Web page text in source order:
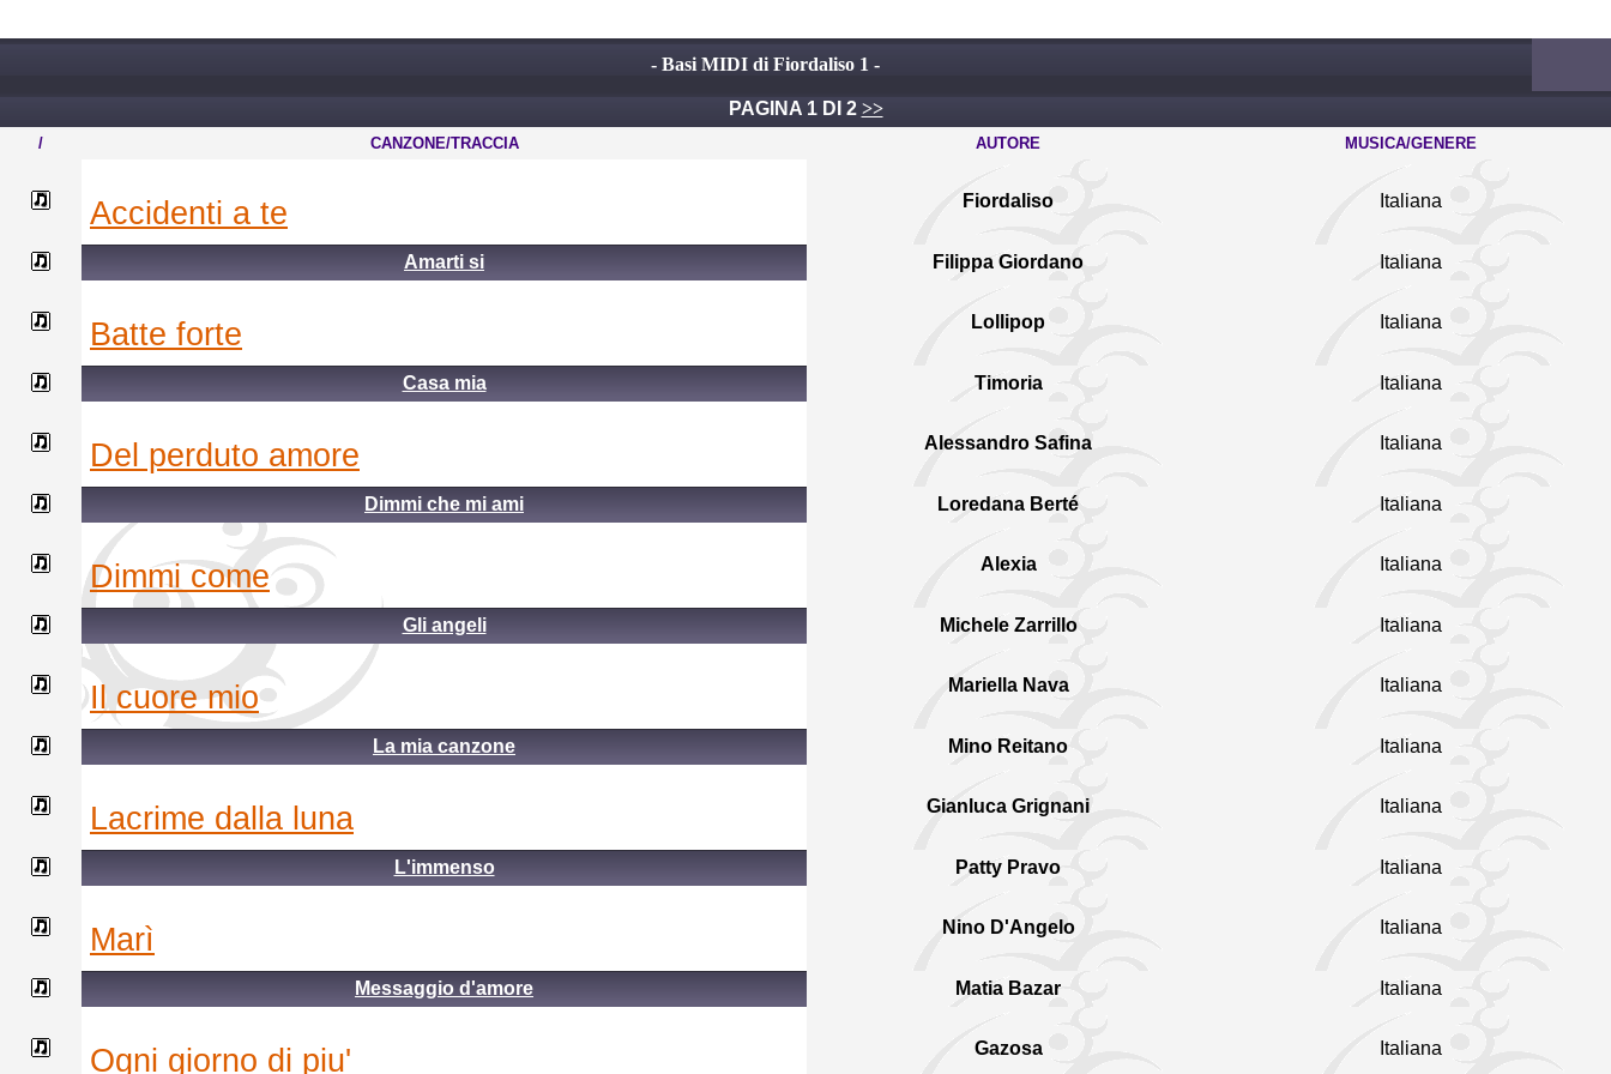
- Basi MIDI di Fiordaliso 1 -
PAGINA 1 DI 2 >>
/ CANZONE/TRACCIA AUTORE MUSICA/GENERE
accidenti a te Fiordaliso Italiana
Amarti si Filippa Giordano Italiana
batte forte Lollipop Italiana
Casa mia Timoria Italiana
del perduto amore Alessandro Safina Italiana
Dimmi che mi ami Loredana Berté Italiana
dimmi come Alexia Italiana
Gli angeli Michele Zarrillo Italiana
il cuore mio Mariella Nava Italiana
La mia canzone Mino Reitano Italiana
lacrime dalla luna Gianluca Grignani Italiana
L'immenso Patty Pravo Italiana
marì Nino D'Angelo Italiana
Messaggio d'amore Matia Bazar Italiana
ogni giorno di piu' Gazosa Italiana